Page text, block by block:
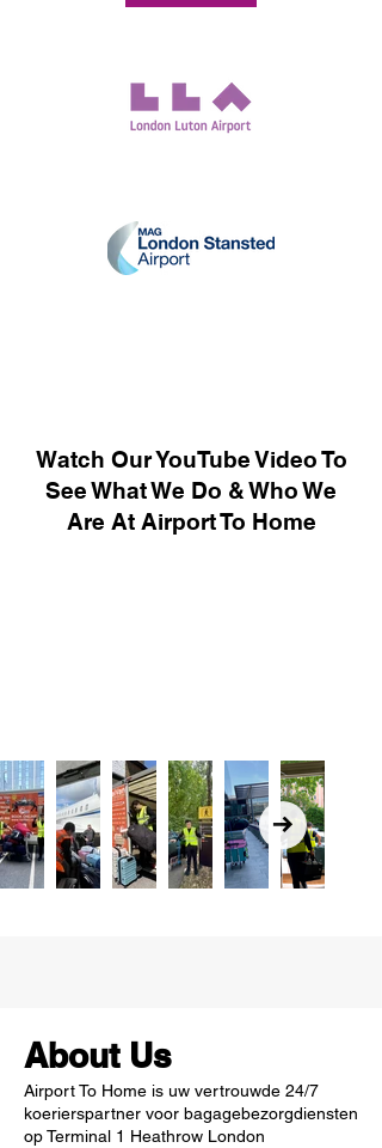
Watch Our YouTube Video To
See What We Do & Who We
Are At Airport To Home
About Us
Airport To Home is uw vertrouwde 24/7
koerierspartner voor bagagebezorgdiensten
op Terminal 1 Heathrow London